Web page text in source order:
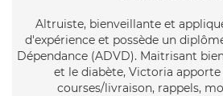
Altruiste, bienveillante et
d'expérience et possède un
Dépendance (ADVD). Maitrisant
et le diabète, Victoria apporte
courses/livraison, rappels,